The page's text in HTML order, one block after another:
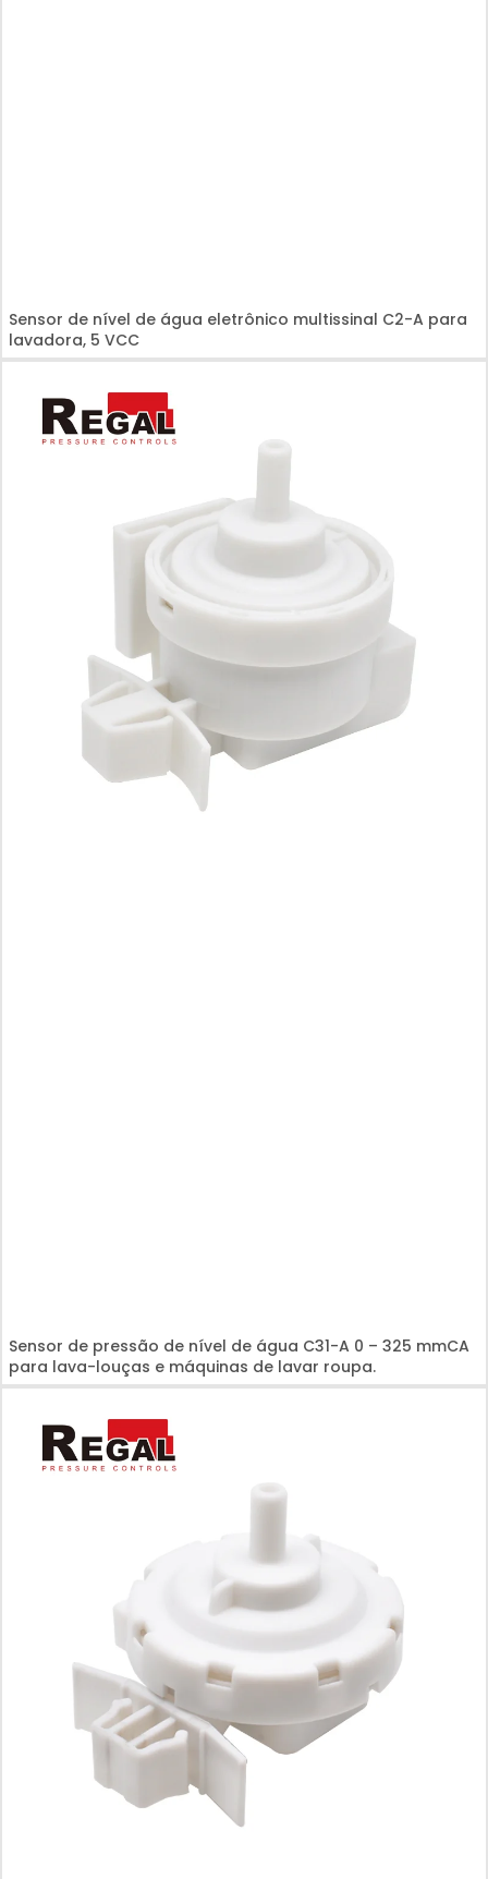
Sensor de nível de água eletrônico multissinal C2-A para
lavadora, 5 VCC
Sensor de pressão de nível de água C31-A 0 – 325 mmCA
para lava-louças e máquinas de lavar roupa.